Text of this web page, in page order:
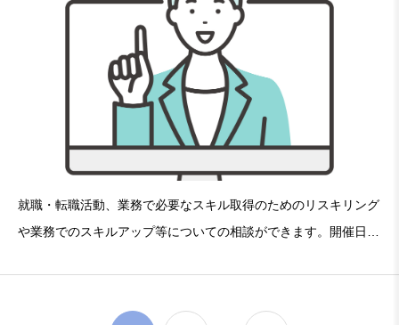
就職・転職活動、業務で必要なスキル取得のためのリスキリング
や業務でのスキルアップ等についての相談ができます。開催日：